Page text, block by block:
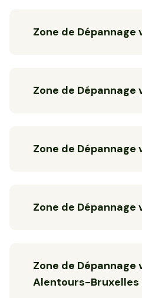
Zone de Dépannage
Zone de Dépannage
Zone de Dépannage
Zone de Dépannage
Zone de Dépannage
Alentours-Bruxelles